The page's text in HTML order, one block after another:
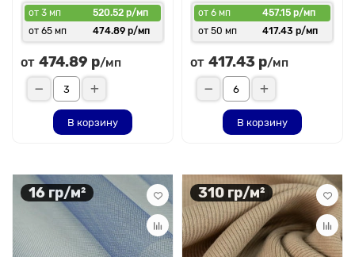
от 3 мп
520.52 р/мп
от 65 мп
474.89 р/мп
от 474.89 р/мп
В корзину
от 6 мп
457.15 р/мп
от 50 мп
417.43 р/мп
от 417.43 р/мп
В корзину
16 гр/м² 310 гр/м²